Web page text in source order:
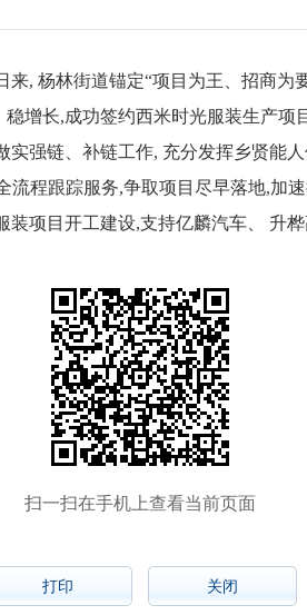
, 杨林街道锚定“项目为王、招商为
增长,成功签约西米时光服装生产
强链、补链工作, 充分发挥乡贤能
程跟踪服务,争取项目尽早落地,加
项目开工建设,支持亿麟汽车、 升
扫一扫在手机上查看当前页面
打印 关闭